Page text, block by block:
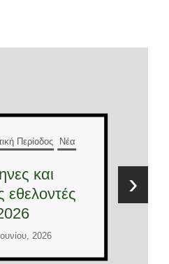
Περίοδος Νέα
και
εθελοντές
2026
›